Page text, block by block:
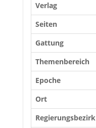
Verlag
Seiten
Gattung
Themenbereich
Epoche
Ort
Regierungsbezirk